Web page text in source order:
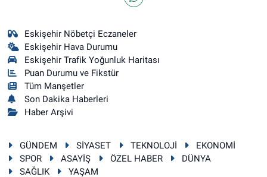
Eskişehir Nöbetçi Eczaneler
Eskişehir Hava Durumu
Eskişehir Trafik Yoğunluk Haritası
Puan Durumu ve Fikstür
Tüm Manşetler
Son Dakika Haberleri
Haber Arşivi
GÜNDEM SİYASET TEKNOLOJİ
EKONOMİ
SPOR
ASAYİŞ ÖZEL HABER
DÜNYA
SAĞLIK
YAŞAM